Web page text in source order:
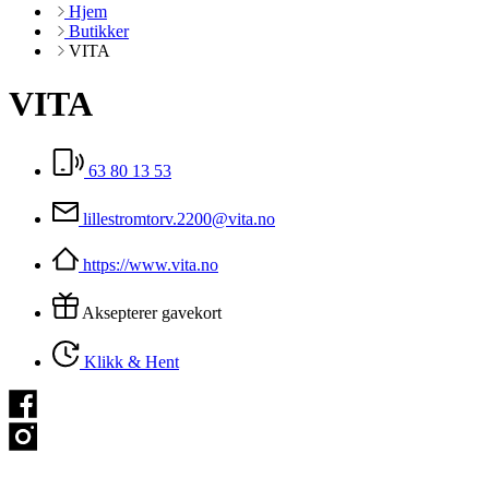
Hjem
Butikker
VITA
VITA
63 80 13 53
lillestromtorv.2200@vita.no
https://www.vita.no
Aksepterer gavekort
Klikk & Hent